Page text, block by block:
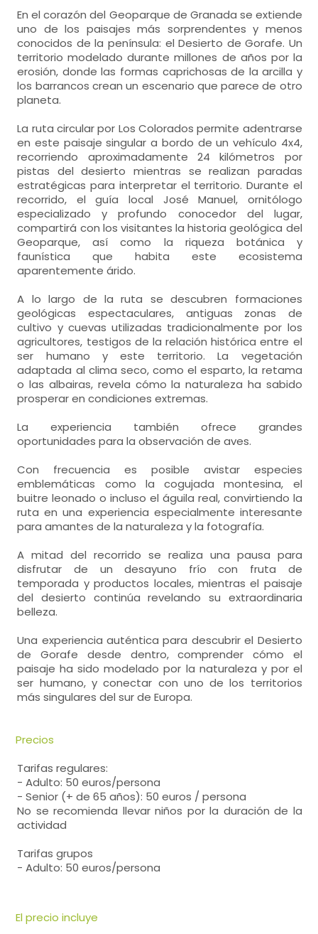
En el corazón del Geoparque de Granada se extiende
uno de los paisajes más sorprendentes y menos
conocidos de la península: el Desierto de Gorafe. Un
territorio modelado durante millones de años por la
erosión, donde las formas caprichosas de la arcilla y
los barrancos crean un escenario que parece de otro
planeta.
La ruta circular por Los Colorados permite adentrarse
en este paisaje singular a bordo de un vehículo 4x4,
recorriendo aproximadamente 24 kilómetros por
pistas del desierto mientras se realizan paradas
estratégicas para interpretar el territorio. Durante el
recorrido, el guía local José Manuel, ornitólogo
especializado y profundo conocedor del lugar,
compartirá con los visitantes la historia geológica del
Geoparque, así como la riqueza botánica y
faunística que habita este ecosistema
aparentemente árido.
A lo largo de la ruta se descubren formaciones
geológicas espectaculares, antiguas zonas de
cultivo y cuevas utilizadas tradicionalmente por los
agricultores, testigos de la relación histórica entre el
ser humano y este territorio. La vegetación
adaptada al clima seco, como el esparto, la retama
o las albairas, revela cómo la naturaleza ha sabido
prosperar en condiciones extremas.
La experiencia también ofrece grandes
oportunidades para la observación de aves.
Con frecuencia es posible avistar especies
emblemáticas como la cogujada montesina, el
buitre leonado o incluso el águila real, convirtiendo la
ruta en una experiencia especialmente interesante
para amantes de la naturaleza y la fotografía.
A mitad del recorrido se realiza una pausa para
disfrutar de un desayuno frío con fruta de
temporada y productos locales, mientras el paisaje
del desierto continúa revelando su extraordinaria
belleza.
Una experiencia auténtica para descubrir el Desierto
de Gorafe desde dentro, comprender cómo el
paisaje ha sido modelado por la naturaleza y por el
ser humano, y conectar con uno de los territorios
más singulares del sur de Europa.
Precios
Tarifas regulares:
- Adulto: 50 euros/persona
- Senior (+ de 65 años): 50 euros / persona
No se recomienda llevar niños por la duración de la
actividad
Tarifas grupos
- Adulto: 50 euros/persona
El precio incluye